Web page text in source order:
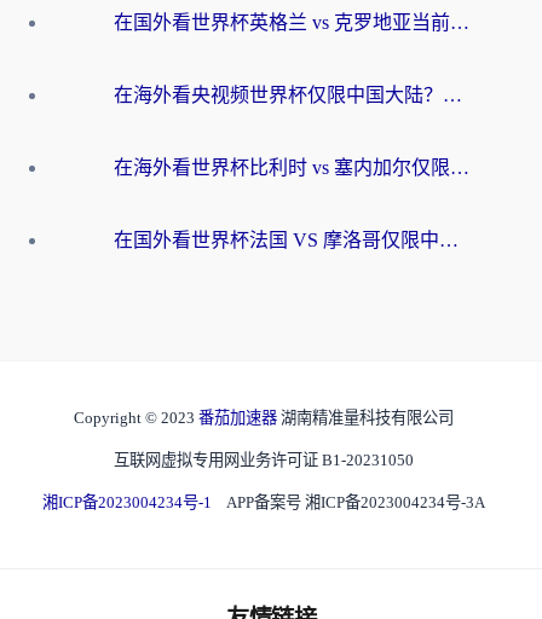
在国外看世界杯英格兰 vs 克罗地亚当前地区不可播放？这篇指南帮你搞定所有海外观赛难题
在海外看央视频世界杯仅限中国大陆？这篇指南帮你解锁中文解说+无卡顿直播
在海外看世界杯比利时 vs 塞内加尔仅限中国大陆？我找到了最流畅的中文解说之路
在国外看世界杯法国 VS 摩洛哥仅限中国大陆？海外党这样看中文解说赛事不卡顿
Copyright © 2023 番茄加速器 湖南精准量科技有限公司
互联网虚拟专用网业务许可证 B1-20231050
湘ICP备2023004234号-1 APP备案号 湘ICP备2023004234号-3A